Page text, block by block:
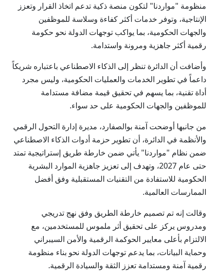
منظومة "مواردنا" لتكون منصة ذكية تدعم اتخاذ القرار وتعزز
الإنتاجية، وتوفر خدمات أكثر كفاءة وسلاسة للموظفين
والجهات الحكومية، بما يواكب توجهات الدولة نحو حكومة
رقمية أكثر جاهزية ومرونة واستدامة.
وأضافت أن الدائرة تنظر إلى الذكاء الاصطناعي باعتباره شريكاً
داعماً في تطوير الخدمات والعمليات الحكومية، وليس مجرد
أداة تقنية، بما يسهم في تحقيق قيمة مضافة مستدامة
للموظفين والجهات الحكومية على حد سواء.
من جانبها أوضحت آمنة بوالصفارد، مديرة إدارة التحول الرقمي
والأنظمة في الدائرة، أن تطوير حزمة أدوات الذكاء الاصطناعي
ضمن نظام "مواردنا" يأتي ضمن خارطة طريق إستراتيجية تمتد
حتى عام 2027، وتهدف إلى تعزيز جاهزية الموارد البشرية
الحكومية للاستفادة من التقنيات المستقبلية وفق أفضل
الممارسات العالمية.
وقالت إنه تم تصميم خارطة الطريق وفق نهج تدريجي
ومدروس يركز على تحقيق أثر ملموس للمستخدمين، مع
الالتزام بأعلى معايير الحوكمة الرقمية والأمن السيبراني
وحماية البيانات، بما يدعم توجهات الدولة نحو بناء منظومة
رقمية آمنة ومستدامة تعزز الثقة والسيادة الرقمية.